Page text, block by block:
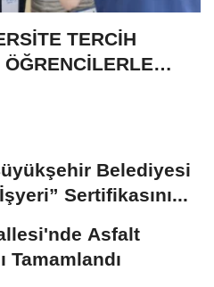
TERCİH
Belediyesi
Sertifikasını...
Asfalt
Tamamlandı